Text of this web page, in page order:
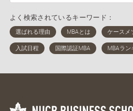
よく検索されているキーワード：